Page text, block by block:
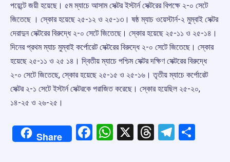
পয়েন্টে জয়ী হয়েছে। ৫ম ম্যাচে আসাম সেক্টর ইস্টার্ন সেক্টরের বিপক্ষে ২-০ সেটে
জিতেছে । স্কোর হয়েছে ২৫-১২ ও ২৫-১৩। ষষ্ঠ ম্যাচ ওয়েস্টার্ন-২ মুম্বাই সেক্টর
দেরাদুন সেক্টরের বিরুদ্ধে ২-০ সেটে জিতেছে। স্কোর হয়েছে ২৫-১১ ও ২৫-১৪।
দিনের প্রথম ম্যাচ মুম্বাই কর্পোরেট সেক্টরের বিরুদ্ধে ২-০ সেটে জিতেছে। স্কোর
হয়েছে ২৫-১১ ও ২৫ ১৪। দ্বিতীয় ম্যাচে পশ্চিম সেক্টর দক্ষিণ সেক্টরের বিরুদ্ধে
২-০ সেটে জিতেছে, স্কোর হয়েছে ২৫-১৫ ও ২৫-১৬। তৃতীয় ম্যাচে কর্পোরেট
সেক্টর ২-১ সেটে ইস্টার্ন সেক্টরকে পরাজিত করেছে। স্কোর হয়েছিল ২৫-২০,
১৪-২৫ ও ২৬-২৫।
Share Facebook
WhatsApp
X Threads